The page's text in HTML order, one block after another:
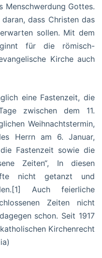
Menschwerdung Gottes.
dass Christen das
sollen. Mit dem
für die römisch-
Kirche auch
eine Fastenzeit, die
zwischen dem 11.
Weihnachtstermin,
Herrn am 6. Januar,
Fastenzeit sowie die
Zeiten“, In diesen
nicht getanzt und
Auch feierliche
Zeiten nicht
schon. Seit 1917
Kirchenrecht